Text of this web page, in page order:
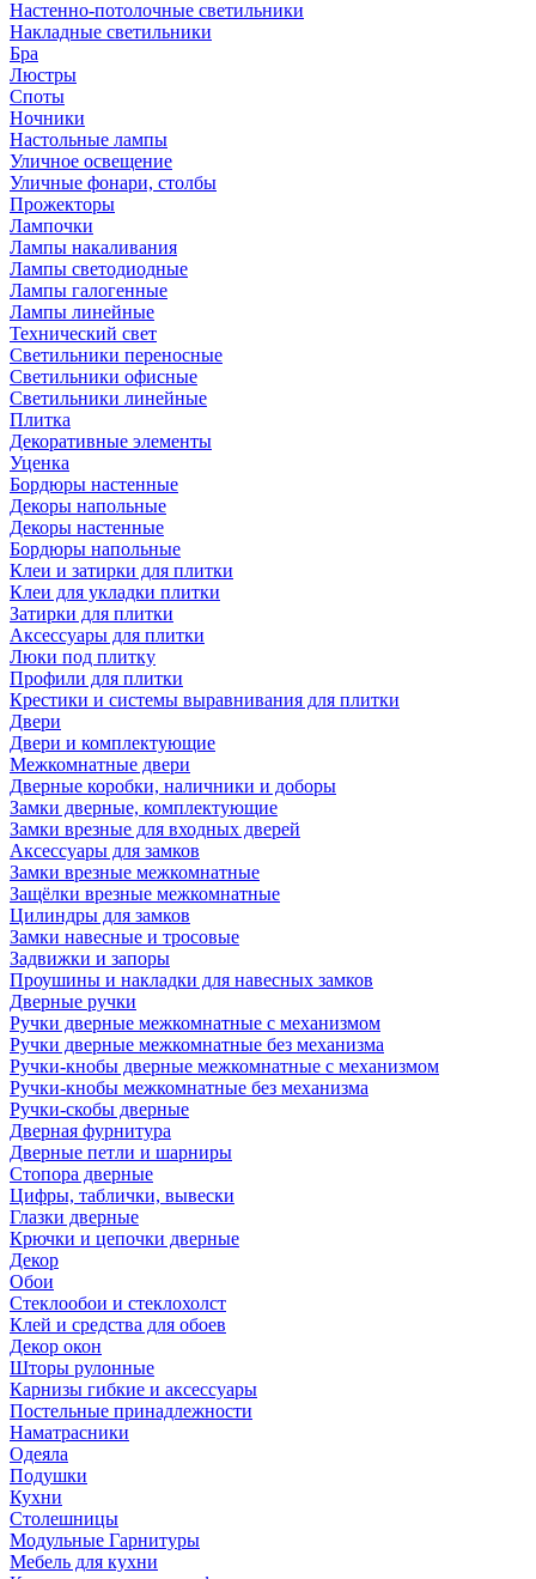
Настенно-потолочные светильники
Накладные светильники
Бра
Люстры
Споты
Ночники
Настольные лампы
Уличное освещение
Уличные фонари, столбы
Прожекторы
Лампочки
Лампы накаливания
Лампы светодиодные
Лампы галогенные
Лампы линейные
Технический свет
Светильники переносные
Светильники офисные
Светильники линейные
Плитка
Декоративные элементы
Уценка
Бордюры настенные
Декоры напольные
Декоры настенные
Бордюры напольные
Клеи и затирки для плитки
Клеи для укладки плитки
Затирки для плитки
Аксессуары для плитки
Люки под плитку
Профили для плитки
Крестики и системы выравнивания для плитки
Двери
Двери и комплектующие
Межкомнатные двери
Дверные коробки, наличники и доборы
Замки дверные, комплектующие
Замки врезные для входных дверей
Аксессуары для замков
Замки врезные межкомнатные
Защёлки врезные межкомнатные
Цилиндры для замков
Замки навесные и тросовые
Задвижки и запоры
Проушины и накладки для навесных замков
Дверные ручки
Ручки дверные межкомнатные с механизмом
Ручки дверные межкомнатные без механизма
Ручки-кнобы дверные межкомнатные с механизмом
Ручки-кнобы межкомнатные без механизма
Ручки-скобы дверные
Дверная фурнитура
Дверные петли и шарниры
Стопора дверные
Цифры, таблички, вывески
Глазки дверные
Крючки и цепочки дверные
Декор
Обои
Стеклообои и стеклохолст
Клей и средства для обоев
Декор окон
Шторы рулонные
Карнизы гибкие и аксессуары
Постельные принадлежности
Наматрасники
Одеяла
Подушки
Кухни
Столешницы
Модульные Гарнитуры
Мебель для кухни